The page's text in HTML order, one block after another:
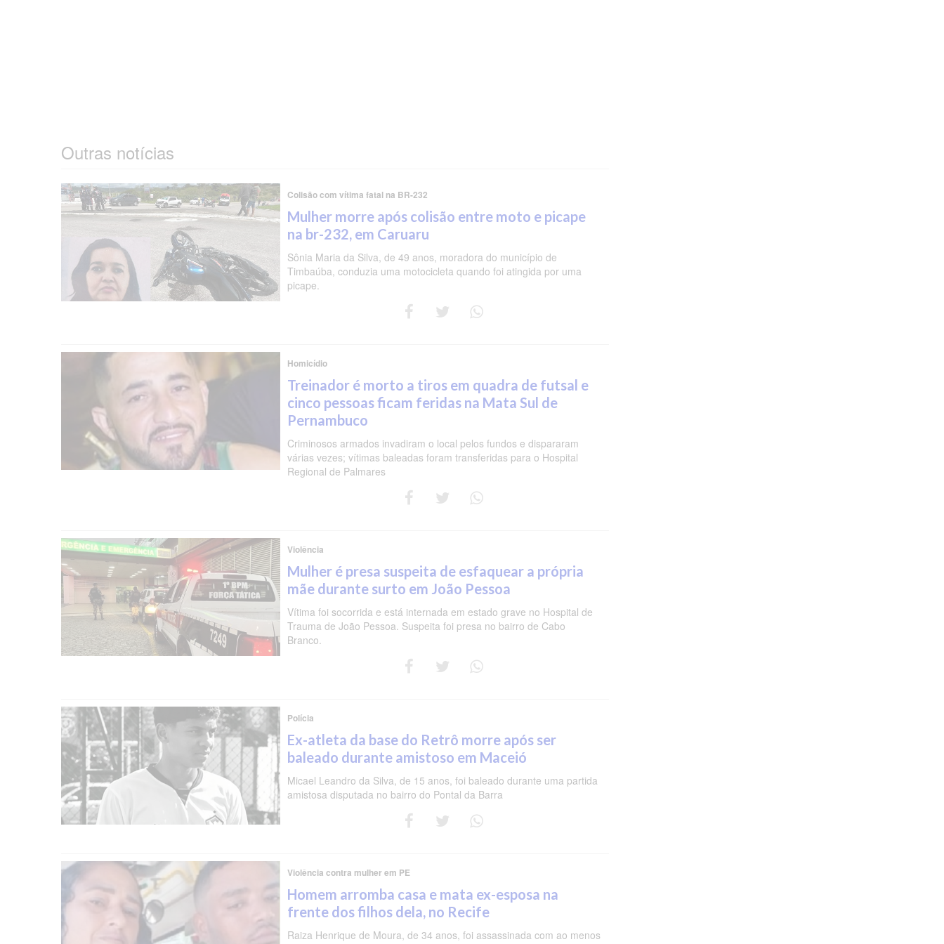
Outras notícias
Colisão com vítima fatal na BR-232
Mulher morre após colisão entre moto e picape
na br-232, em Caruaru
Sônia Maria da Silva, de 49 anos, moradora do município de
Timbaúba, conduzia uma motocicleta quando foi atingida por uma
picape.
Homicídio
Treinador é morto a tiros em quadra de futsal e
cinco pessoas ficam feridas na Mata Sul de
Pernambuco
Criminosos armados invadiram o local pelos fundos e dispararam
várias vezes; vítimas baleadas foram transferidas para o Hospital
Regional de Palmares
Violência
Mulher é presa suspeita de esfaquear a própria
mãe durante surto em João Pessoa
Vítima foi socorrida e está internada em estado grave no Hospital de
Trauma de João Pessoa. Suspeita foi presa no bairro de Cabo
Branco.
Polícia
Ex-atleta da base do Retrô morre após ser
baleado durante amistoso em Maceió
Micael Leandro da Silva, de 15 anos, foi baleado durante uma partida
amistosa disputada no bairro do Pontal da Barra
Violência contra mulher em PE
Homem arromba casa e mata ex-esposa na
frente dos filhos dela, no Recife
Raiza Henrique de Moura, de 34 anos, foi assassinada com ao menos